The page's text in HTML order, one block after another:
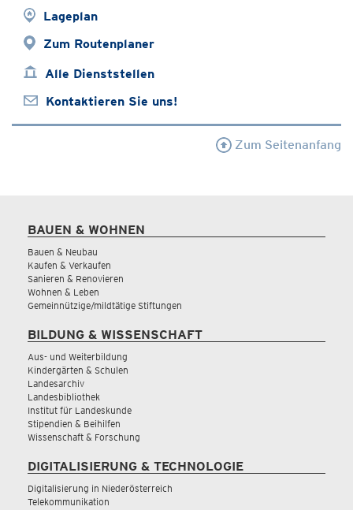
Lageplan
Zum Routenplaner
Alle Dienststellen
Kontaktieren Sie uns!
Zum Seitenanfang
BAUEN & WOHNEN
Bauen & Neubau
Kaufen & Verkaufen
Sanieren & Renovieren
Wohnen & Leben
Gemeinnützige/mildtätige Stiftungen
BILDUNG & WISSENSCHAFT
Aus- und Weiterbildung
Kindergärten & Schulen
Landesarchiv
Landesbibliothek
Institut für Landeskunde
Stipendien & Beihilfen
Wissenschaft & Forschung
DIGITALISIERUNG & TECHNOLOGIE
Digitalisierung in Niederösterreich
Telekommunikation